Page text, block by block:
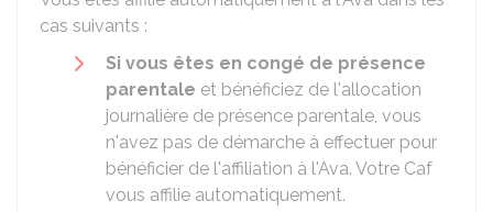
cas suivants :
Si vous êtes en congé de présence
parentale et bénéficiez de l'allocation
journalière de présence parentale, vous
n'avez pas de démarche à effectuer pour
bénéficier de l'affiliation à l'Ava. Votre Caf
vous affilie automatiquement.